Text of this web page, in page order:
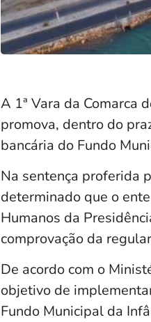
A 1ª Vara da Comarca
promova, dentro do
bancária do Fundo
Na sentença proferida
determinado que o
Humanos da
comprovação da
De acordo com o
objetivo de
Fundo Municipal da